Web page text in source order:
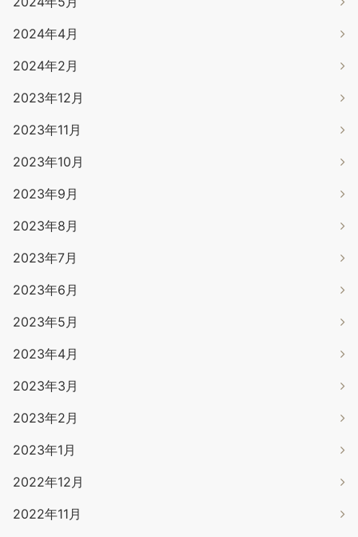
2024年4月
2024年2月
2023年12月
2023年11月
2023年10月
2023年9月
2023年8月
2023年7月
2023年6月
2023年5月
2023年4月
2023年3月
2023年2月
2023年1月
2022年12月
2022年11月